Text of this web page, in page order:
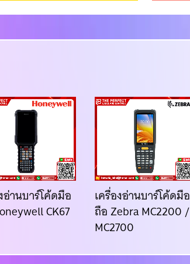
อ่านบาร์โค้ดมือ
CK67
เครื่องอ่านบาร์โค้ดมือ
ถือ Zebra MC2200 /
MC2700